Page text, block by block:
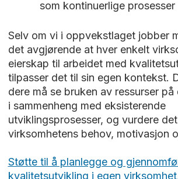
som kontinuerlige prosesser
Selv om vi i oppvekstlaget jobber
det avgjørende at hver enkelt
eierskap til arbeidet med
tilpasser det til sin egen kontekst.
dere må se bruken av ressurser
i sammenheng med eksisterende
utviklingsprosesser, og vurdere
virksomhetens behov, motivasjon
Støtte til å planlegge og
kvalitetsutvikling i egen